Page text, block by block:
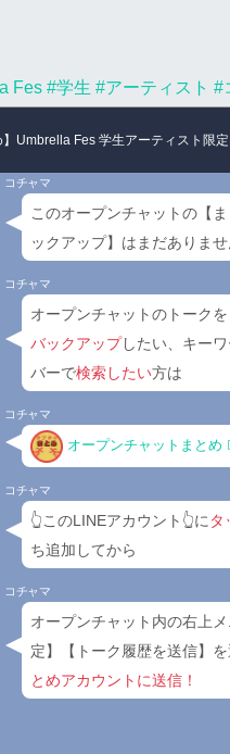
Fes #学生 #アーティスト #
】Umbrella Fes 学生アーティスト限
コチャマ
このオープンチャットの【
ックアップ】はまだありませ
コチャマ
オープンチャットのトークを
バックアップしたい、キー
バーで検索したい方は
コチャマ
オープンチャットまとめ
コチャマ
👆このLINEアカウント👆に タ
ち追加してから
コチャマ
オープンチャット内の右上
定】【トーク履歴を送信】を
とめアカウントに送信！